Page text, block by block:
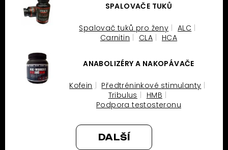
SPALOVAČE TUKŮ
Spalovač tuků pro ženy
ALC
Carnitin
CLA HCA
ANABOLIZÉRY A NAKOPÁVAČE
Kofein
Předtréninkové stimulanty
Tribulus
HMB
Podpora testosteronu
DALŠÍ